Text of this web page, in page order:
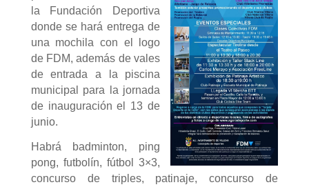
la Fundación Deportiva
donde se hará entrega de
una mochila con el logo
de FDM, además de vales
de entrada a la piscina
municipal para la jornada
de inauguración el 13 de
junio.
Habrá badminton, ping
pong, futbolín, fútbol 3×3,
concurso de triples, patinaje, concurso de